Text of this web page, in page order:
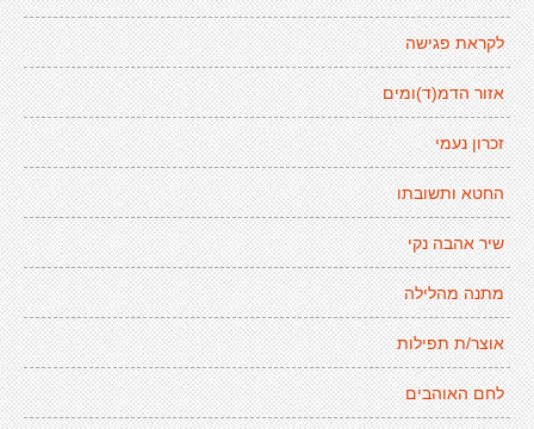
לקראת פגישה
אזור הדמ(ד)ומים
זכרון נעמי
החטא ותשובתו
שיר אהבה נקי
מתנה מהלילה
אוצר/ת תפילות
לחם האוהבים